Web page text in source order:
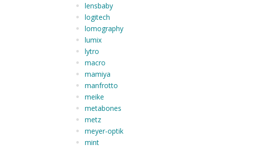
lensbaby
logitech
lomography
lumix
lytro
macro
mamiya
manfrotto
meike
metabones
metz
meyer-optik
mint